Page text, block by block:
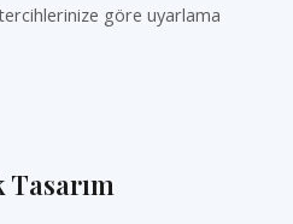
göre uyarlama
Tasarım